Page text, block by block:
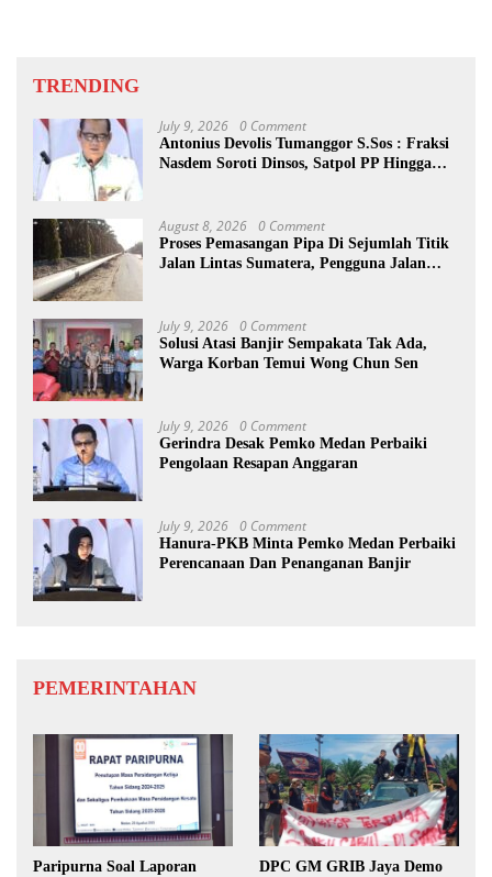
TRENDING
July 9, 2026 0 Comment
Antonius Devolis Tumanggor S.Sos : Fraksi
Nasdem Soroti Dinsos, Satpol PP Hingga
August 8, 2026 0 Comment
Proses Pemasangan Pipa Di Sejumlah Titik
Jalan Lintas Sumatera, Pengguna Jalan
July 9, 2026 0 Comment
Solusi Atasi Banjir Sempakata Tak Ada,
Warga Korban Temui Wong Chun Sen
July 9, 2026 0 Comment
Gerindra Desak Pemko Medan Perbaiki
Pengolaan Resapan Anggaran
July 9, 2026 0 Comment
Hanura-PKB Minta Pemko Medan Perbaiki
Perencanaan Dan Penanganan Banjir
PEMERINTAHAN
Paripurna Soal Laporan
DPC GM GRIB Jaya Demo